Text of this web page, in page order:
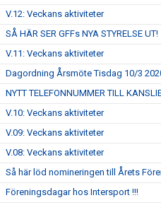
V.12: Veckans aktiviteter
SÅ HÄR SER GFFs NYA STYRELSE UT!
V.11: Veckans aktiviteter
Dagordning Årsmöte Tisdag 10/3
NYTT TELEFONNUMMER TILL
V.10: Veckans aktiviteter
V.09: Veckans aktiviteter
V.08: Veckans aktiviteter
Så här löd nomineringen till Årets
Föreningsdagar hos Intersport !!!